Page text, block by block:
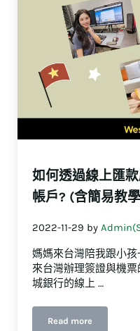
如何透過線上匯
帳戶? (含簡易教
2022-11-29 by
媽媽來台灣陪我跟小
來台灣辦理簽證與機
城銀行的線上 …
Read more如何透過線上匯